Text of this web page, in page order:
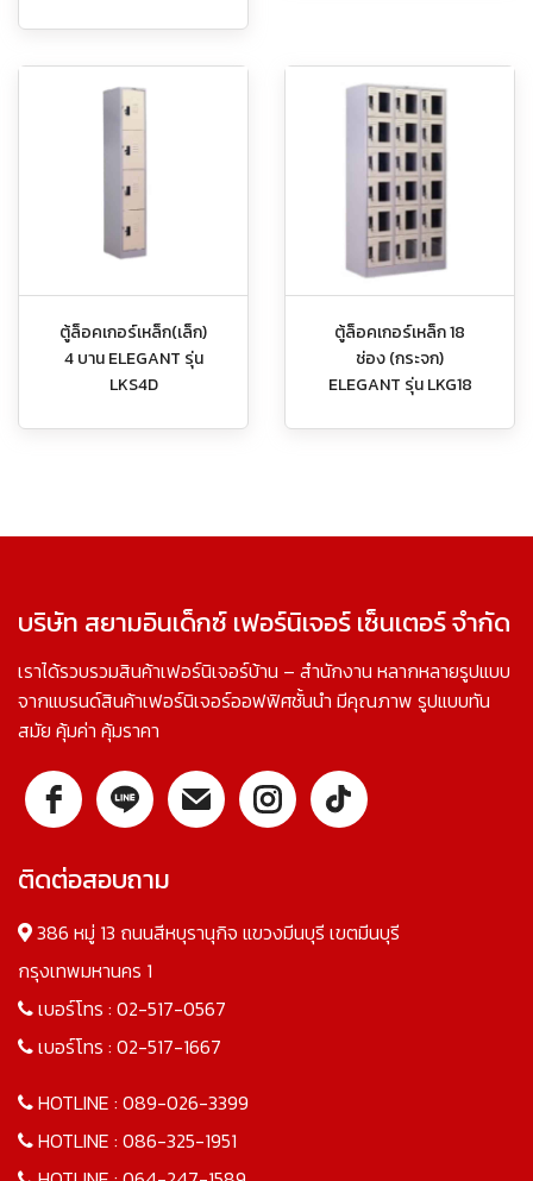
ตู้ล็อคเกอร์เหล็ก(เล็ก)
4 บาน ELEGANT รุ่น
LKS4D
ตู้ล็อคเกอร์เหล็ก 18
ช่อง (กระจก)
ELEGANT รุ่น LKG18
บริษัท สยามอินเด็กซ์ เฟอร์นิเจอร์ เซ็นเตอร์ จำกัด
เราได้รวบรวมสินค้าเฟอร์นิเจอร์บ้าน – สำนักงาน หลากหลายรูปแบบ
จากแบรนด์สินค้าเฟอร์นิเจอร์ออฟฟิศชั้นนำ มีคุณภาพ รูปแบบทัน
สมัย คุ้มค่า คุ้มราคา
ติดต่อสอบถาม
386 หมู่ 13 ถนนสีหบุรานุกิจ แขวงมีนบุรี เขตมีนบุรี
กรุงเทพมหานคร 1
เบอร์โทร : 02-517-0567
เบอร์โทร : 02-517-1667
HOTLINE : 089-026-3399
HOTLINE : 086-325-1951